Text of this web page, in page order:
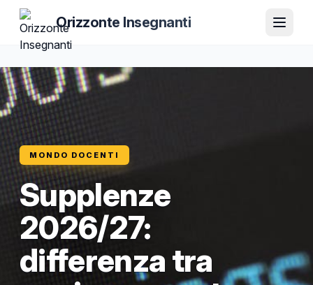
Orizzonte Insegnanti
MONDO DOCENTI
Supplenze
2026/27:
differenza tra